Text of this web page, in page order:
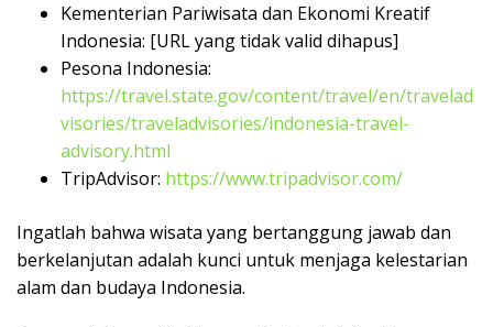
Kementerian Pariwisata dan Ekonomi Kreatif
Indonesia: [URL yang tidak valid dihapus]
Pesona Indonesia:
https://travel.state.gov/content/travel/en/travelad
visories/traveladvisories/indonesia-travel-
advisory.html
TripAdvisor: https://www.tripadvisor.com/
Ingatlah bahwa wisata yang bertanggung jawab dan
berkelanjutan adalah kunci untuk menjaga kelestarian
alam dan budaya Indonesia.